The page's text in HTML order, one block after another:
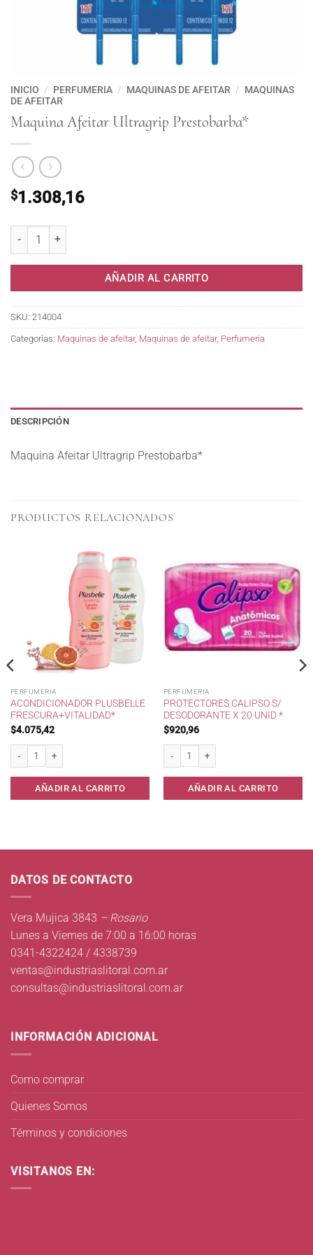
INICIO / PERFUMERIA / MAQUINAS DE AFEITAR / MAQUINAS
DE AFEITAR
Maquina Afeitar Ultragrip Prestobarba*
$1.308,16
AÑADIR AL CARRITO
SKU: 214004
Categorías: Maquinas de afeitar, Maquinas de afeitar, Perfumeria
DESCRIPCIÓN
Maquina Afeitar Ultragrip Prestobarba*
PRODUCTOS RELACIONADOS
PERFUMERIA
ACONDICIONADOR PLUSBELLE
FRESCURA+VITALIDAD*
$4.075,42
Acondicionador Plusbelle Frescura+Vitalidad* cantidad
AÑADIR AL CARRITO
PERFUMERIA
PROTECTORES CALIPSO S/
DESODORANTE X 20 UNID *
$920,96
Protectores Calipso s/ desodorante x
AÑADIR AL CARRITO
8x10x20 . cantidad
DATOS DE CONTACTO
Vera Mujica 3843 – Rosario
Lunes a Viernes de 7:00 a 16:00 horas
0341-4322424 / 4338739
ventas@industriaslitoral.com.ar
consultas@industriaslitoral.com.ar
INFORMACIÓN ADICIONAL
Como comprar
Quienes Somos
Términos y condiciones
VISITANOS EN: